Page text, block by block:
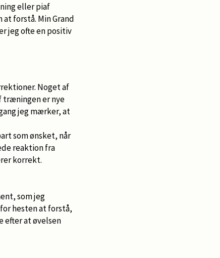
eller piaf
forstå. Min Grand
jeg ofte en positiv
Noget af
træningen er nye
jeg mærker, at
som ønsket, når
reaktion fra
korrekt.
som jeg
hesten at forstå,
efter at øvelsen